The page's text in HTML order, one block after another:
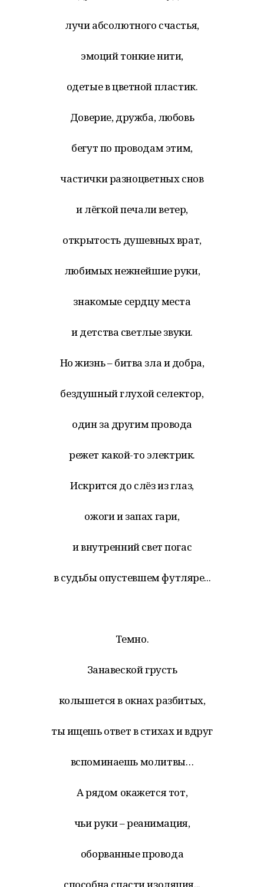
лучи абсолютного счастья,
эмоций тонкие нити,
одетые в цветной пластик.
Доверие, дружба, любовь
бегут по проводам этим,
частички разноцветных снов
и лёгкой печали ветер,
открытость душевных врат,
любимых нежнейшие руки,
знакомые сердцу места
и детства светлые звуки.
Но жизнь – битва зла и добра,
бездушный глухой селектор,
один за другим провода
режет какой-то электрик.
Искрится до слёз из глаз,
ожоги и запах гари,
и внутренний свет погас
в судьбы опустевшем футляре...
Темно.
Занавеской грусть
колышется в окнах разбитых,
ты ищешь ответ в стихах и вдруг
вспоминаешь молитвы…
А рядом окажется тот,
чьи руки – реанимация,
оборванные провода